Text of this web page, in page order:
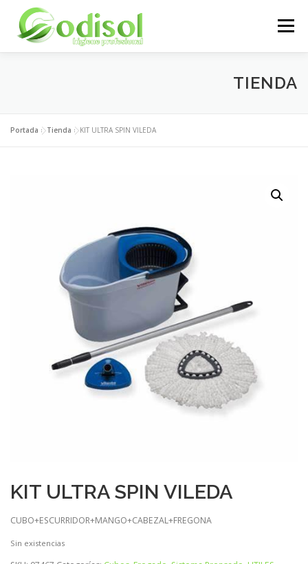
contenido
Menú
ÁREA CLIENTES CONTACTO
TIENDA
Portada »Tienda »KIT ULTRA SPIN VILEDA
KIT ULTRA SPIN VILEDA
CUBO+ESCURRIDOR+MANGO+CABEZAL+FREGONA
Sin existencias